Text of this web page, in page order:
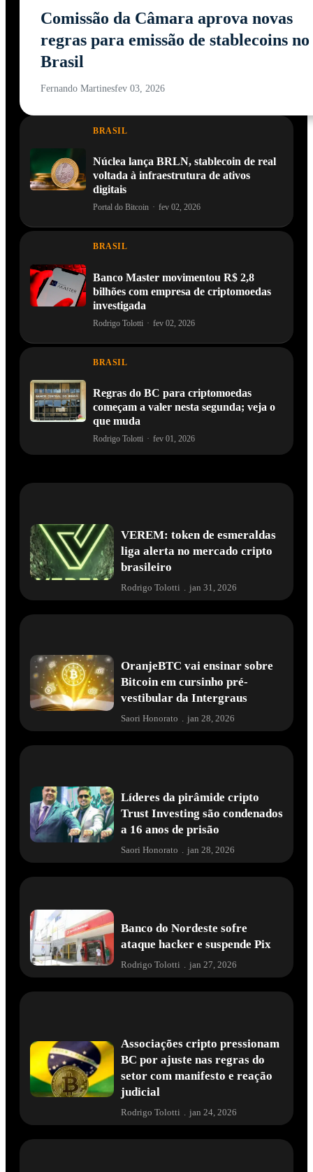
Comissão da Câmara aprova novas
regras para emissão de stablecoins no
Brasil
Fernando Martinesfev 03, 2026
BRASIL
Núclea lança BRLN, stablecoin de real
voltada à infraestrutura de ativos
digitais
Portal do Bitcoin · fev 02, 2026
BRASIL
Banco Master movimentou R$ 2,8
bilhões com empresa de criptomoedas
investigada
Rodrigo Tolotti · fev 02, 2026
BRASIL
Regras do BC para criptomoedas
começam a valer nesta segunda; veja o
que muda
Rodrigo Tolotti · fev 01, 2026
VEREM: token de esmeraldas
liga alerta no mercado cripto
brasileiro
Rodrigo Tolotti jan 31, 2026
OranjeBTC vai ensinar sobre
Bitcoin em cursinho pré-
vestibular da Intergraus
Saori Honorato . jan 28, 2026
Líderes da pirâmide cripto
Trust Investing são condenados
a 16 anos de prisão
Saori Honorato jan 28, 2026
Banco do Nordeste sofre
ataque hacker e suspende Pix
Rodrigo Tolotti . jan 27, 2026
Associações cripto pressionam
BC por ajuste nas regras do
setor com manifesto e reação
judicial
Rodrigo Tolotti . jan 24, 2026